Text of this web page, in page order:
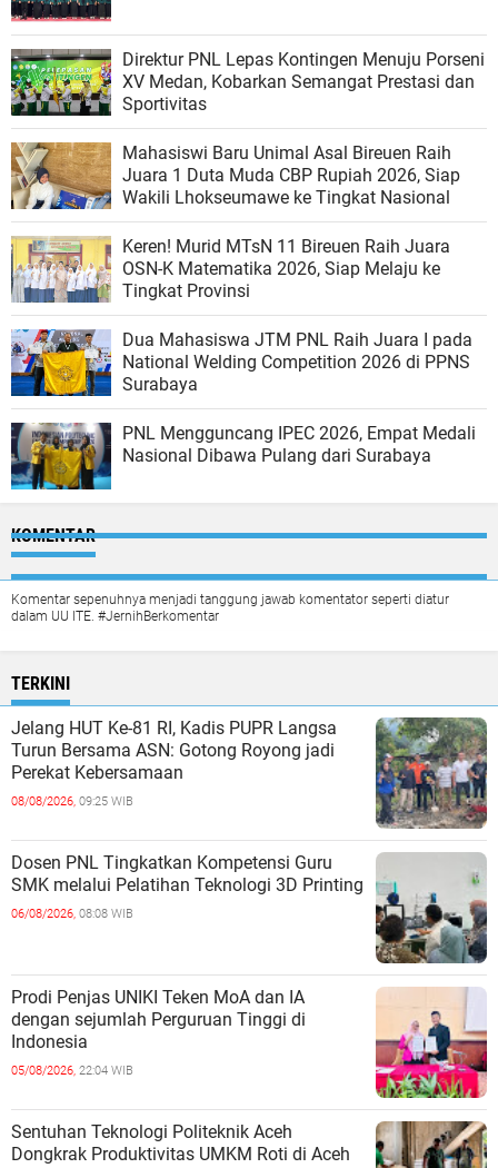
Direktur PNL Lepas Kontingen Menuju Porseni
XV Medan, Kobarkan Semangat Prestasi dan
Sportivitas
Mahasiswi Baru Unimal Asal Bireuen Raih
Juara 1 Duta Muda CBP Rupiah 2026, Siap
Wakili Lhokseumawe ke Tingkat Nasional
Keren! Murid MTsN 11 Bireuen Raih Juara
OSN-K Matematika 2026, Siap Melaju ke
Tingkat Provinsi
Dua Mahasiswa JTM PNL Raih Juara I pada
National Welding Competition 2026 di PPNS
Surabaya
PNL Mengguncang IPEC 2026, Empat Medali
Nasional Dibawa Pulang dari Surabaya
KOMENTAR
Komentar sepenuhnya menjadi tanggung jawab komentator seperti diatur
dalam UU ITE. #JernihBerkomentar
TERKINI
Jelang HUT Ke-81 RI, Kadis PUPR Langsa
Turun Bersama ASN: Gotong Royong jadi
Perekat Kebersamaan
08/08/2026, 09:25 WIB
Dosen PNL Tingkatkan Kompetensi Guru
SMK melalui Pelatihan Teknologi 3D Printing
06/08/2026, 08:08 WIB
Prodi Penjas UNIKI Teken MoA dan IA
dengan sejumlah Perguruan Tinggi di
Indonesia
05/08/2026, 22:04 WIB
Sentuhan Teknologi Politeknik Aceh
Dongkrak Produktivitas UMKM Roti di Aceh